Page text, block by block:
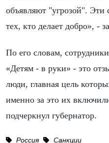
объявляют "угрозой". Эти
тех, кто делает добро», -
По его словам,
«Детям - в руки» - это
люди, главная цель
именно за это их
подчеркнул губернатор.
Россия Санкции